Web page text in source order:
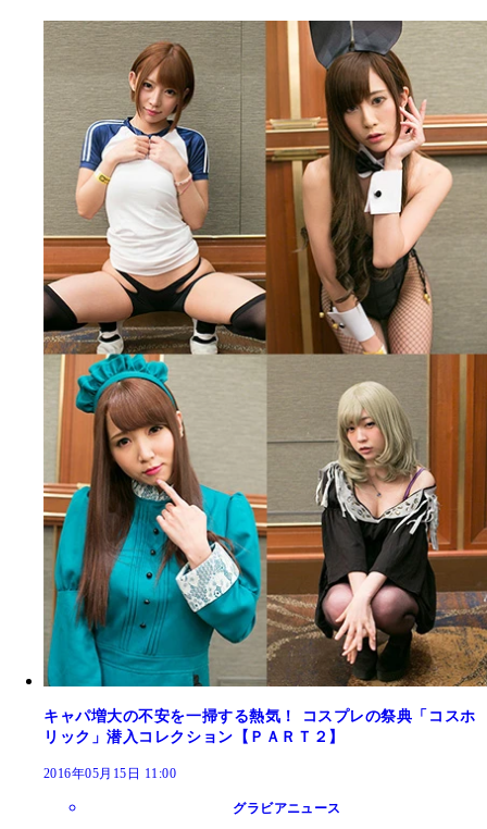
キャパ増大の不安を一掃する熱気！ コスプレの祭典「コスホ
リック」潜入コレクション【ＰＡＲＴ２】
2016年05月15日 11:00
グラビアニュース